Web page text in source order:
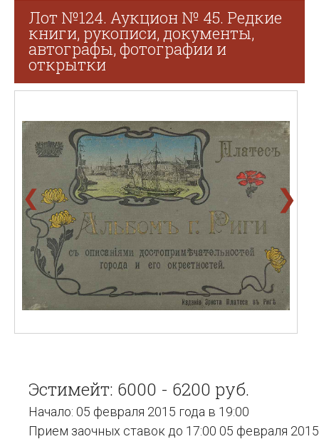
Лот №124. Аукцион № 45. Редкие
книги, рукописи, документы,
автографы, фотографии и
открытки
❮ ❯
Эстимейт: 6000 - 6200 руб.
Начало: 05 февраля 2015 года в 19:00
Прием заочных ставок до 17:00 05 февраля 2015